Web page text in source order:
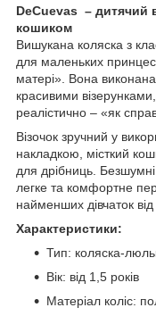
DeCuevas – дитячий
кошиком
Вишукана коляска з
для маленьких
матері». Вона
красивими
реалістично – «як
Візочок зручний у
накладкою, місткий
для дрібниць.
легке та комфортне
найменших дівчаток від
Характеристики:
Тип: коляска-
Вік: від 1,5 років
Матеріал коліс: